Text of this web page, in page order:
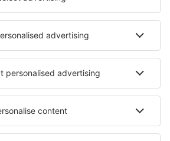
- Städte
Unterkunft in Bessières
Unterkunft in Mendota Heights